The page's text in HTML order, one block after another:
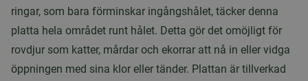
ringar, som bara förminskar ingångshålet, täcker denna
platta hela området runt hålet. Detta gör det omöjligt för
rovdjur som katter, mårdar och ekorrar att nå in eller vidga
öppningen med sina klor eller tänder. Plattan är tillverkad